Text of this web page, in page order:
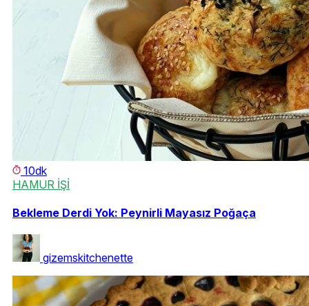
10dk
HAMUR İŞİ
Bekleme Derdi Yok: Peynirli Mayasız Poğaça
gizemskitchenette